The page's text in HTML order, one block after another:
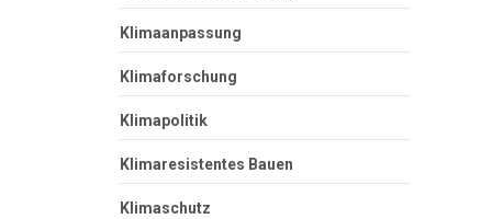
Klimaanpassung
Klimaforschung
Klimapolitik
Klimaresistentes Bauen
Klimaschutz